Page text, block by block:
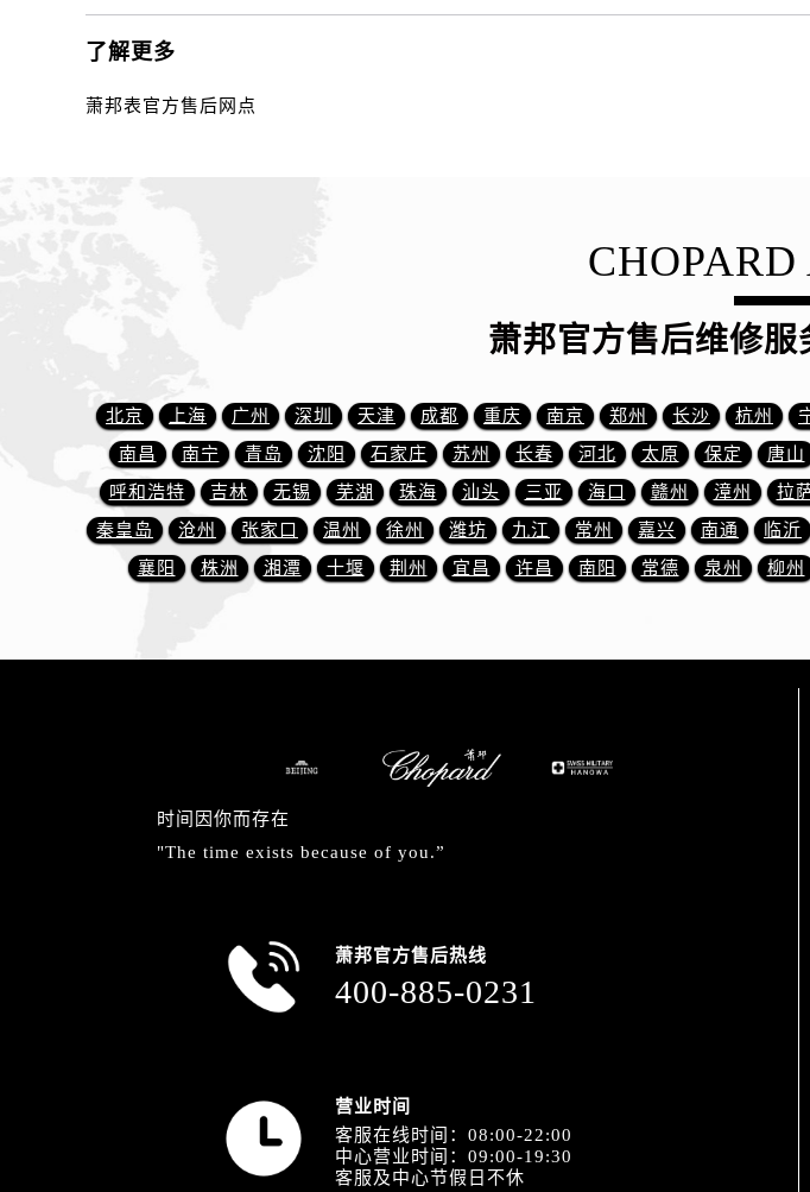
辽宁省朝阳市双塔区新华路萧邦售后服务中心（需提前预约）
辽宁省锦州市古塔区中央大街萧邦售后服务中心（需提前预约）
辽宁省辽阳市白塔区新运大街萧邦售后服务中心（需提前预约）
辽宁省盘锦市兴隆台区石油大街萧邦售后服务中心（需提前预约）
辽宁省营口市站前区市府路与渤海大街交叉口萧邦售后服务中心（需
辽宁省沈阳市沈河区中街路137号亨得利名表维修授权店1楼萧邦售后
辽宁省沈阳市沈河区中街路83号亨得利名表维修授权店1楼萧邦售后
北京市朝阳区建国门外大街甲6号华熙国际中心D座11层1102室萧邦
北京市东城区东长安街1号王府井东方广场W3座6层602室萧邦售后服
河北省保定市竞秀区朝阳北大街北国先天下萧邦售后服务中心（需提
内蒙古自治区呼伦贝尔市海拉尔区中央街萧邦售后服务中心（需提前预
内蒙古自治区乌兰察布市集宁区恩和大街萧邦售后服务中心（需提前预
内蒙古自治区锡林郭勒盟市锡林浩特市光明街与额尔敦路交叉口萧邦
山西省大同市平城区迎宾街萧邦售后服务中心（需提前预约）
山西省晋城市城区黄华街萧邦售后服务中心（需提前预约）
山西省吕梁市离石区永宁中路与建设街交叉口萧邦售后服务中心（需提
山西省朔州市朔城区怡西路与鄯阳西街交汇处萧邦售后服务中心（需提
山西省忻州市忻府区和平东街与七一南路交叉口萧邦售后服务中心（需
了解更多
萧邦表官方售后网点
CHOPARD
萧邦官方售后维修
北京 上海 广州 深圳 天津 成都 重庆 南京 郑州 长沙 杭州
南昌
南宁 青岛 沈阳 石家庄 苏州 长春 河北 太原 保定 唐山
呼和浩特
吉林 无锡 芜湖 珠海 汕头 三亚 海口 赣州 漳州 拉
秦皇岛
沧州 张家口 温州 徐州 潍坊 九江 常州 嘉兴 南通 临沂
襄阳
株洲 湘潭 十堰 荆州 宜昌 许昌 南阳 常德 泉州 柳州
时间因你而存在
"The time exists because of you.”
萧邦官方售后热线
400-885-0231
营业时间
客服在线时间：08:00-22:00
中心营业时间：09:00-19:30
客服及中心节假日不休